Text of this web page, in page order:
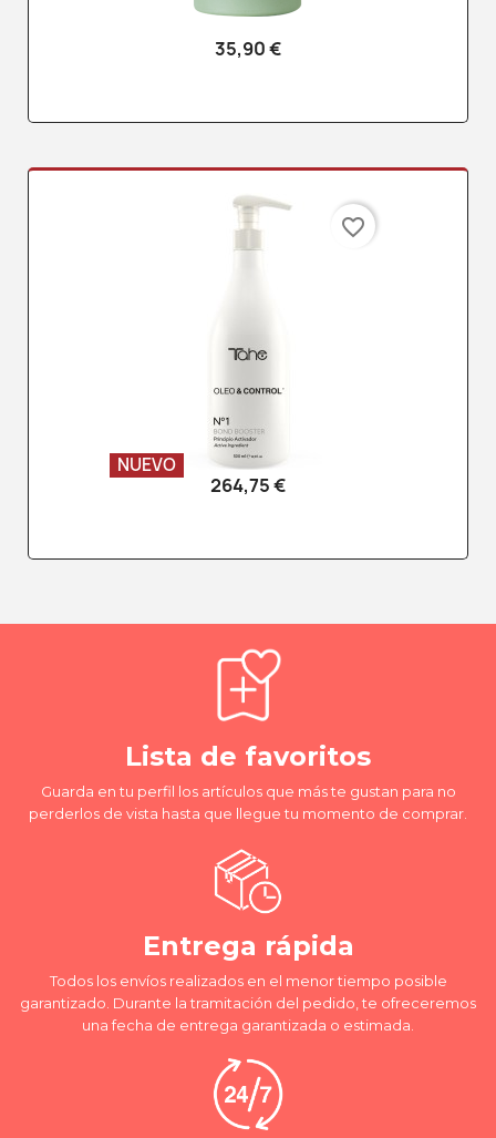
35,90 €
264,75 €
NUEVO
favorite_border
Lista de favoritos
Guarda en tu perfil los artículos que más te gustan para no
perderlos de vista hasta que llegue tu momento de comprar.
Entrega rápida
Todos los envíos realizados en el menor tiempo posible
garantizado. Durante la tramitación del pedido, te ofreceremos
una fecha de entrega garantizada o estimada.